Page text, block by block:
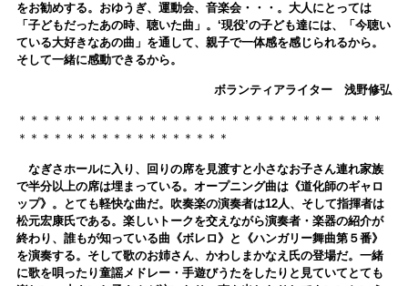
をお勧めする。 おゆうぎ、運動会、音楽会・・・。 大人にとっては
「子どもだったあの時、聴いた曲」。‘現役’の子ども達には、「今聴い
ている大好きなあの曲」を通して、親子で一体感を感じられるから。
そして一緒に感動できるから。
ボランティアライター 浅野修弘
＊＊＊＊＊＊＊＊＊＊＊＊＊＊＊＊＊＊＊＊＊＊＊＊＊＊＊＊＊＊＊
＊＊＊＊＊＊＊＊＊＊＊＊＊＊＊＊＊＊
なぎさホールに入り、回りの席を見渡すと小さなお子さん連れ家族
で半分以上の席は埋まっている。オープニング曲は《道化師のギャロ
ップ》。とても軽快な曲だ。吹奏楽の演奏者は12人、そして指揮者は
松元宏康氏である。楽しいトークを交えながら演奏者・楽器の紹介が
終わり、誰もが知っている曲《ボレロ》と《ハンガリー舞曲第５番》
を演奏する。そして歌のお姉さん、かわしまかなえ氏の登場だ。一緒
に歌を唄ったり童謡メドレー・手遊びうたをしたりと見ていてとても